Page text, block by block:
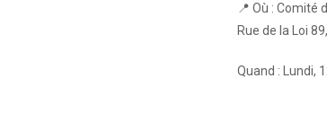
📍 Où : Comité
Rue de la Loi
Quand : Lundi,